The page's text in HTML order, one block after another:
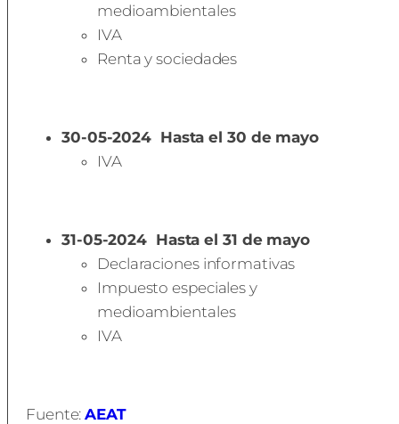
medioambientales
IVA
Renta y sociedades
30-05-2024 Hasta el 30 de mayo
IVA
31-05-2024 Hasta el 31 de mayo
Declaraciones informativas
Impuesto especiales y
medioambientales
IVA
Fuente:AEAT